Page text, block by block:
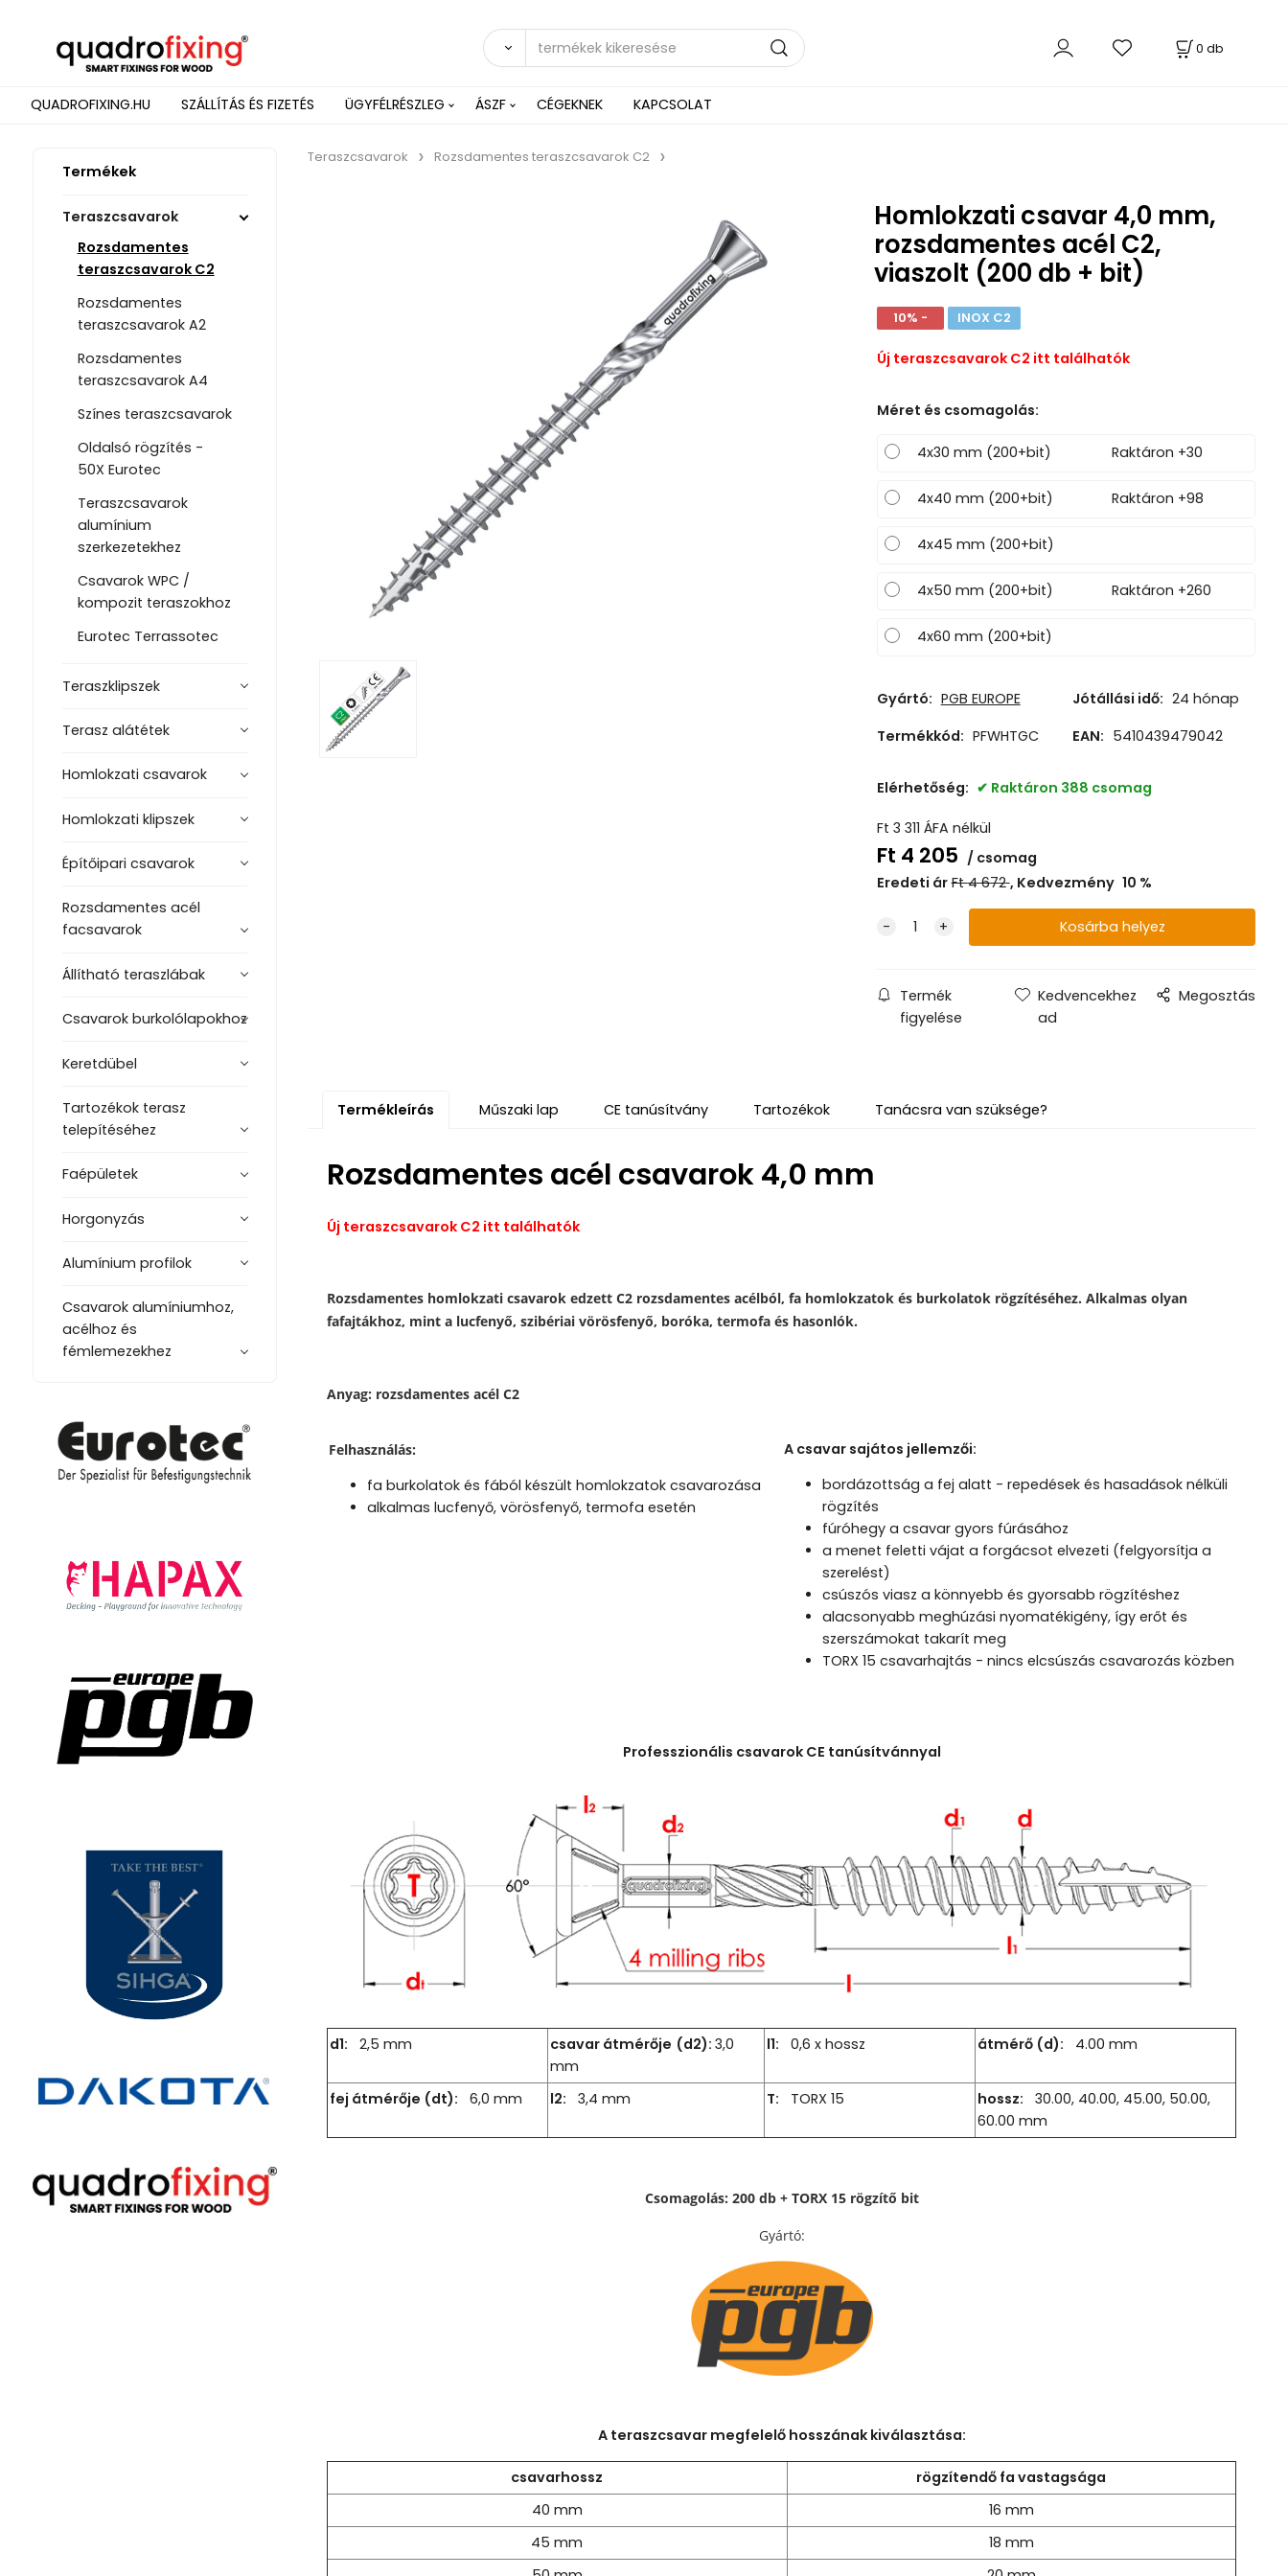
0 db
QUADROFIXING.HU SZÁLLÍTÁS ÉS FIZETÉS ÜGYFÉLRÉSZLEG ÁSZF CÉGEKNEK KAPCSOLAT
Termékek
Teraszcsavarok
Rozsdamentes
teraszcsavarok C2
Rozsdamentes
teraszcsavarok A2
Rozsdamentes
teraszcsavarok A4
Színes teraszcsavarok
Oldalsó rögzítés -
50X Eurotec
Teraszcsavarok
alumínium
szerkezetekhez
Csavarok WPC /
kompozit teraszokhoz
Eurotec Terrassotec
Teraszklipszek
Terasz alátétek
Homlokzati csavarok
Homlokzati klipszek
Építőipari csavarok
Rozsdamentes acél
facsavarok
Állítható teraszlábak
Csavarok burkolólapokhoz
Keretdübel
Tartozékok terasz
telepítéséhez
Faépületek
Horgonyzás
Alumínium profilok
Csavarok alumíniumhoz,
acélhoz és
fémlemezekhez
Teraszcsavarok Rozsdamentes teraszcsavarok C2
Homlokzati csavar 4,0 mm,
rozsdamentes acél C2,
viaszolt (200 db + bit)
10% - INOX C2
Új teraszcsavarok C2 itt találhatók
Méret és csomagolás:
4x30 mm (200+bit) Raktáron +30
4x40 mm (200+bit) Raktáron +98
4x45 mm (200+bit)
4x50 mm (200+bit) Raktáron +260
4x60 mm (200+bit)
Gyártó: PGB EUROPE Jótállási idő: 24 hónap
Termékkód: PFWHTGC EAN: 5410439479042
Elérhetőség: Raktáron 388 csomag
Ft 3 311 ÁFA nélkül
Ft 4 205
csomag
Eredeti ár Ft4 672 Kedvezmény 10 %
Termék
figyelése
Kedvencekhez
ad
Megosztás
Termékleírás Műszaki lap CE tanúsítvány Tartozékok Tanácsra van szüksége?
Rozsdamentes acél csavarok 4,0 mm
Új teraszcsavarok C2 itt találhatók
Rozsdamentes homlokzati csavarok edzett C2 rozsdamentes acélból, fa homlokzatok és burkolatok rögzítéséhez. Alkalmas olyan
fafajtákhoz, mint a lucfenyő, szibériai vörösfenyő, boróka, termofa és hasonlók.
Anyag: rozsdamentes acél C2
Felhasználás:
fa burkolatok és fából készült homlokzatok csavarozása
alkalmas lucfenyő, vörösfenyő, termofa esetén
A csavar sajátos jellemzői:
bordázottság a fej alatt - repedések és hasadások nélküli
rögzítés
fúróhegy a csavar gyors fúrásához
a menet feletti vájat a forgácsot elvezeti (felgyorsítja a
szerelést)
csúszós viasz a könnyebb és gyorsabb rögzítéshez
alacsonyabb meghúzási nyomatékigény, így erőt és
szerszámokat takarít meg
TORX 15 csavarhajtás - nincs elcsúszás csavarozás közben
Professzionális csavarok CE tanúsítvánnyal
d1: 2,5 mm csavar átmérője (d2): 3,0
mm
l1: 0,6 x hossz átmérő (d): 4.00 mm
fej átmérője (dt): 6,0 mm l2: 3,4 mm T: TORX 15 hossz: 30.00, 40.00, 45.00, 50.00,
60.00 mm
Csomagolás: 200 db + TORX 15 rögzítő bit
Gyártó:
A teraszcsavar megfelelő hosszának kiválasztása:
csavarhossz
rögzítendő fa vastagsága
40 mm
16 mm
45 mm
18 mm